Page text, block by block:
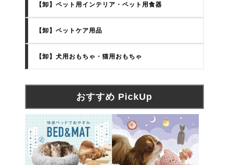
【卸】ペット用インテリア・ペット用食器
【卸】ペットケア用品
【卸】犬用おもちゃ・猫用おもちゃ
おすすめ PickUp